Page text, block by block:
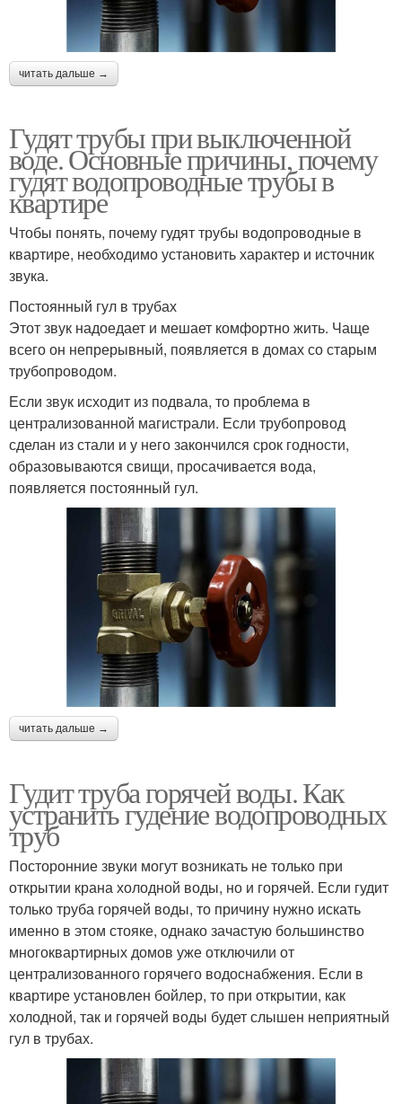
читать дальше →
Гудят трубы при выключенной
воде. Основные причины, почему
гудят водопроводные трубы в
квартире
Чтобы понять, почему гудят трубы водопроводные в
квартире, необходимо установить характер и источник
звука.
Постоянный гул в трубах
Этот звук надоедает и мешает комфортно жить. Чаще
всего он непрерывный, появляется в домах со старым
трубопроводом.
Если звук исходит из подвала, то проблема в
централизованной магистрали. Если трубопровод
сделан из стали и у него закончился срок годности,
образовываются свищи, просачивается вода,
появляется постоянный гул.
читать дальше →
Гудит труба горячей воды. Как
устранить гудение водопроводных
труб
Посторонние звуки могут возникать не только при
открытии крана холодной воды, но и горячей. Если гудит
только труба горячей воды, то причину нужно искать
именно в этом стояке, однако зачастую большинство
многоквартирных домов уже отключили от
централизованного горячего водоснабжения. Если в
квартире установлен бойлер, то при открытии, как
холодной, так и горячей воды будет слышен неприятный
гул в трубах.